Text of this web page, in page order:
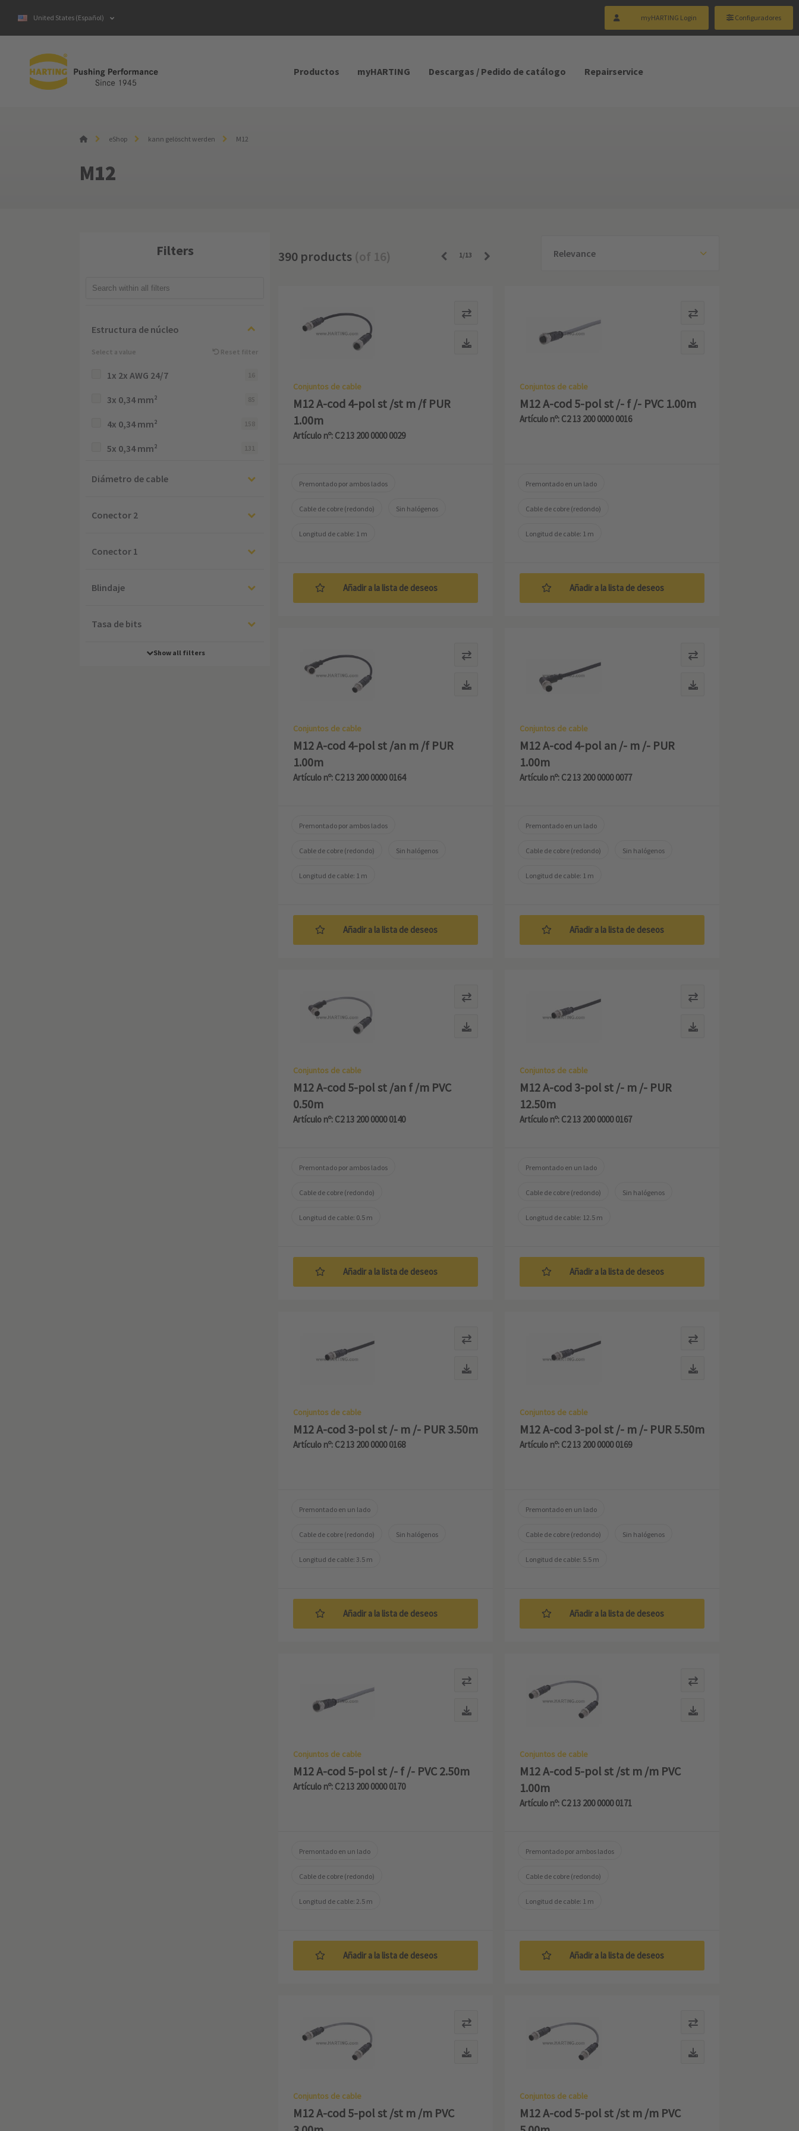
United States (Español) myHARTING Login Configuradores
Productos myHARTING Descargas / Pedido de catálogo Repairservice
eShop kann gelöscht werden M12
M12
Filters
Estructura de núcleo
Select a value Reset filter
1x 2x AWG 24/7 16
3x 0,34 mm² 85
4x 0,34 mm² 158
5x 0,34 mm² 131
Diámetro de cable
Conector 2
Conector 1
Blindaje
Tasa de bits
Show all filters
390 products (of 16) 1/13 Relevance
Conjuntos de cable
M12 A-cod 4-pol st /st m /f PUR
1.00m
Artículo nº: C2 13 200 0000 0029
Premontado por ambos lados
Cable de cobre (redondo) Sin halógenos
Longitud de cable: 1 m
Añadir a la lista de deseos
Conjuntos de cable
M12 A-cod 5-pol st /- f /- PVC 1.00m
Artículo nº: C2 13 200 0000 0016
Premontado en un lado
Cable de cobre (redondo)
Longitud de cable: 1 m
Añadir a la lista de deseos
Conjuntos de cable
M12 A-cod 4-pol st /an m /f PUR
1.00m
Artículo nº: C2 13 200 0000 0164
Premontado por ambos lados
Cable de cobre (redondo) Sin halógenos
Longitud de cable: 1 m
Añadir a la lista de deseos
Conjuntos de cable
M12 A-cod 4-pol an /- m /- PUR
1.00m
Artículo nº: C2 13 200 0000 0077
Premontado en un lado
Cable de cobre (redondo) Sin halógenos
Longitud de cable: 1 m
Añadir a la lista de deseos
Conjuntos de cable
M12 A-cod 5-pol st /an f /m PVC
0.50m
Artículo nº: C2 13 200 0000 0140
Premontado por ambos lados
Cable de cobre (redondo)
Longitud de cable: 0.5 m
Añadir a la lista de deseos
Conjuntos de cable
M12 A-cod 3-pol st /- m /- PUR
12.50m
Artículo nº: C2 13 200 0000 0167
Premontado en un lado
Cable de cobre (redondo) Sin halógenos
Longitud de cable: 12.5 m
Añadir a la lista de deseos
Conjuntos de cable
M12 A-cod 3-pol st /- m /- PUR 3.50m
Artículo nº: C2 13 200 0000 0168
Premontado en un lado
Cable de cobre (redondo) Sin halógenos
Longitud de cable: 3.5 m
Añadir a la lista de deseos
Conjuntos de cable
M12 A-cod 3-pol st /- m /- PUR 5.50m
Artículo nº: C2 13 200 0000 0169
Premontado en un lado
Cable de cobre (redondo) Sin halógenos
Longitud de cable: 5.5 m
Añadir a la lista de deseos
Conjuntos de cable
M12 A-cod 5-pol st /- f /- PVC 2.50m
Artículo nº: C2 13 200 0000 0170
Premontado en un lado
Cable de cobre (redondo)
Longitud de cable: 2.5 m
Añadir a la lista de deseos
Conjuntos de cable
M12 A-cod 5-pol st /st m /m PVC
1.00m
Artículo nº: C2 13 200 0000 0171
Premontado por ambos lados
Cable de cobre (redondo)
Longitud de cable: 1 m
Añadir a la lista de deseos
Conjuntos de cable
M12 A-cod 5-pol st /st m /m PVC
Conjuntos de cable
M12 A-cod 5-pol st /st m /m PVC